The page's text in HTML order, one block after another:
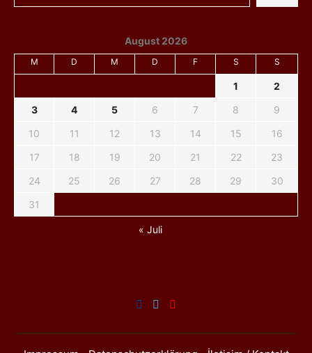
August 2026
M D M D F S S
1
2
3
4 5 6 7 8
9
10
11 12 13 14 15
16
17
18 19 20 21 22
23
24
25 26 27 28 29
30
31
« Juli